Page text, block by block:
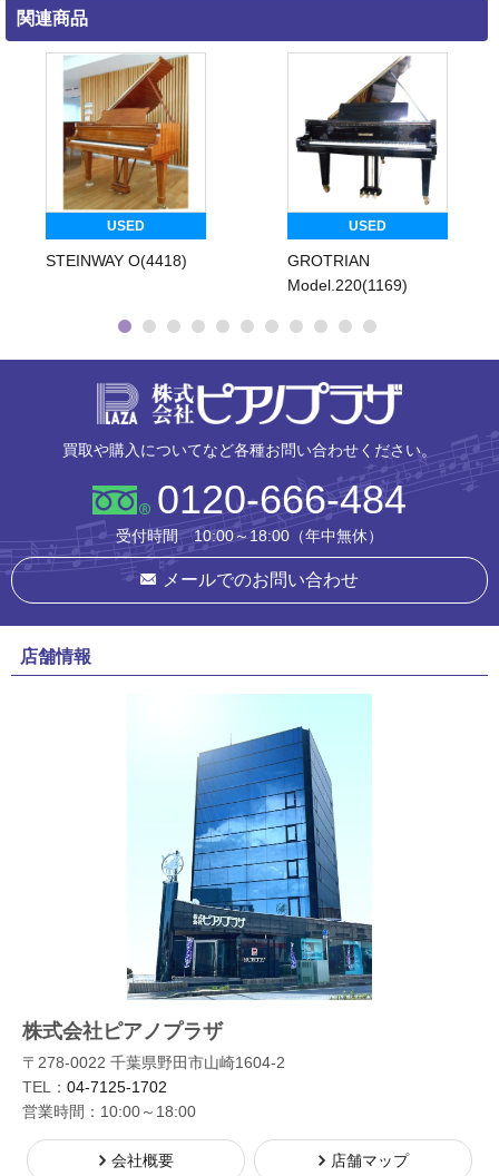
関連商品
USED
STEINWAY O(4418)
USED
GROTRIAN
Model.220(1169)
買取や購入についてなど各種お問い合わせください。
0120-666-484
受付時間 10:00～18:00（年中無休）
メールでのお問い合わせ
店舗情報
株式会社ピアノプラザ
〒278-0022 千葉県野田市山崎1604-2
TEL： 04-7125-1702
営業時間：10:00～18:00
会社概要 店舗マップ